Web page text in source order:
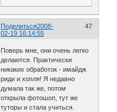
Поделиться 47
2008-
02-19 16:14:55
Поверь мне, они очень легко
делаются. Практически
никаких обработок - имайдж
риди и хопля! Я недавно
думала так же, потом
открыла фотошоп, тут же
туторы и стала учиться.